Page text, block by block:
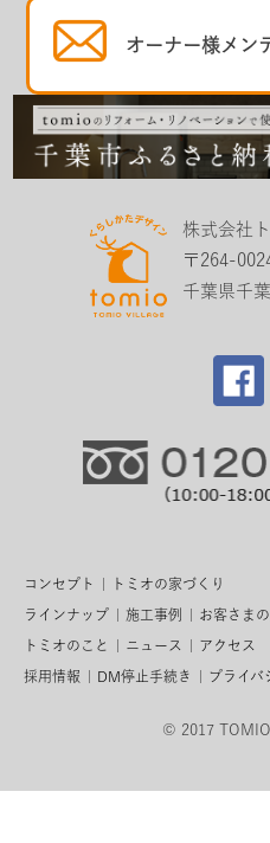
オーナー様メン
株式会社
〒264-
千葉県千
コンセプト トミオの家づくり
ラインナップ 施工事例 お客さま
トミオのこと ニュース アクセス
採用情報 DM停止手続き プライバ
© 2017